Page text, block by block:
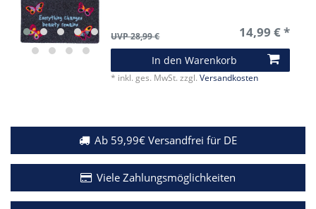
UVP 28,99 € 14,99 € *
In den Warenkorb
* inkl. ges. MwSt. zzgl.Versandkosten
Ab 59,99€ Versandfrei für DE
Viele Zahlungsmöglichkeiten